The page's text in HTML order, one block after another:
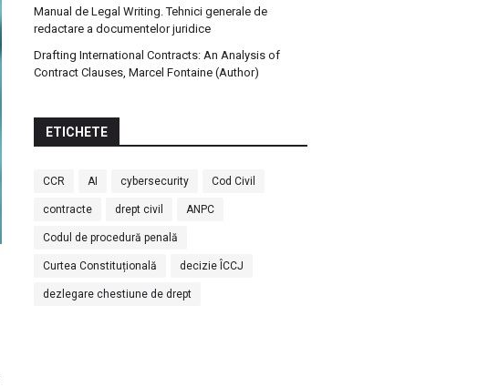
Manual de Legal Writing. Tehnici generale de
redactare a documentelor juridice
Drafting International Contracts: An Analysis of
Contract Clauses, Marcel Fontaine (Author)
ETICHETE
CCR AI cybersecurity Cod Civil
contracte drept civil ANPC
Codul de procedură penală
Curtea Constituțională decizie ÎCCJ
dezlegare chestiune de drept